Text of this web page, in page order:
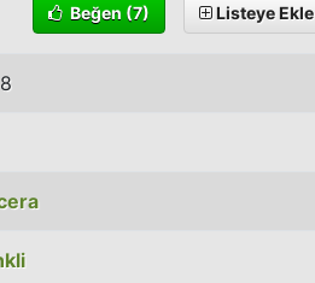
Beğen (7) Listeye Ekle